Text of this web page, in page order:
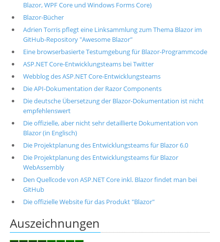
Blazor, WPF Core und Windows Forms Core)
Blazor-Bücher
Adrien Torris pflegt eine Linksammlung zum Thema Blazor im
GitHub-Repository "Awesome Blazor"
Eine browserbasierte Testumgebung für Blazor-Programmcode
ASP.NET Core-Entwicklungsteams bei Twitter
Webblog des ASP.NET Core-Entwicklungsteams
Die API-Dokumentation der Razor Components
Die deutsche Übersetzung der Blazor-Dokumentation ist nicht
empfehlenswert
Die offizielle, aber nicht sehr detaillierte Dokumentation von
Blazor (in Englisch)
Die Projektplanung des Entwicklungsteams für Blazor 6.0
Die Projektplanung des Entwicklungsteams für Blazor
WebAssembly
Den Quellcode von ASP.NET Core inkl. Blazor findet man bei
GitHub
Die offizielle Website für das Produkt "Blazor"
Auszeichnungen